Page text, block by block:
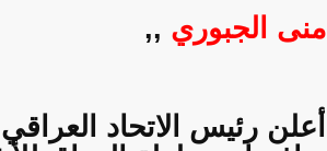
منى الجبوري ,,
أعلن رئيس الاتحاد